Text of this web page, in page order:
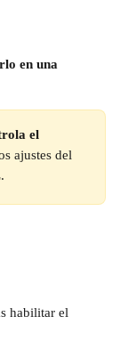
en una
el
ajustes del
.
habilitar el